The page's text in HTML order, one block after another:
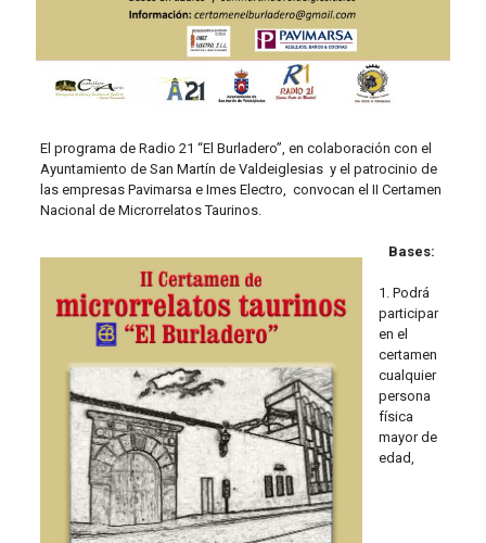
El programa de Radio 21 “El Burladero”, en colaboración con el
Ayuntamiento de San Martín de Valdeiglesias y el patrocinio de
las empresas Pavimarsa e Imes Electro, convocan el II Certamen
Nacional de Microrrelatos Taurinos.
Bases:
1. Podrá
participar
en el
certamen
cualquier
persona
física
mayor de
edad,